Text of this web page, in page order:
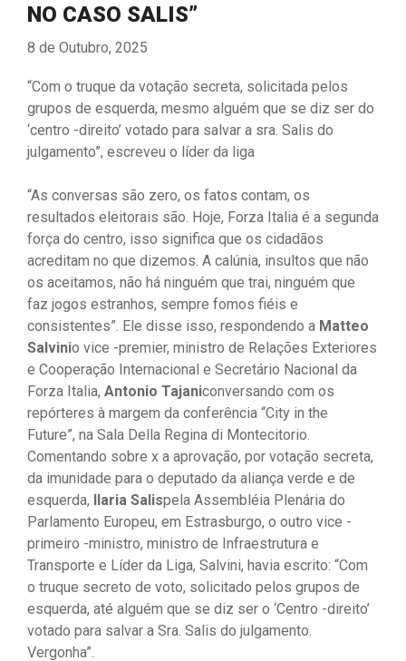
NO CASO SALIS”
8 de Outubro, 2025
“Com o truque da votação secreta, solicitada pelos
grupos de esquerda, mesmo alguém que se diz ser do
‘centro -direito’ votado para salvar a sra. Salis do
julgamento”, escreveu o líder da liga
“As conversas são zero, os fatos contam, os
resultados eleitorais são. Hoje, Forza Italia é a segunda
força do centro, isso significa que os cidadãos
acreditam no que dizemos. A calúnia, insultos que não
os aceitamos, não há ninguém que trai, ninguém que
faz jogos estranhos, sempre fomos fiéis e
consistentes”. Ele disse isso, respondendo a Matteo
Salvinio vice -premier, ministro de Relações Exteriores
e Cooperação Internacional e Secretário Nacional da
Forza Italia, Antonio Tajaniconversando com os
repórteres à margem da conferência “City in the
Future”, na Sala Della Regina di Montecitorio.
Comentando sobre x a aprovação, por votação secreta,
da imunidade para o deputado da aliança verde e de
esquerda, Ilaria Salispela Assembléia Plenária do
Parlamento Europeu, em Estrasburgo, o outro vice -
primeiro -ministro, ministro de Infraestrutura e
Transporte e Líder da Liga, Salvini, havia escrito: “Com
o truque secreto de voto, solicitado pelos grupos de
esquerda, até alguém que se diz ser o ‘Centro -direito’
votado para salvar a Sra. Salis do julgamento.
Vergonha”.